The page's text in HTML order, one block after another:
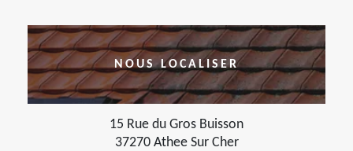
NOUS LOCALISER
15 Rue du Gros Buisson
37270 Athee Sur Cher